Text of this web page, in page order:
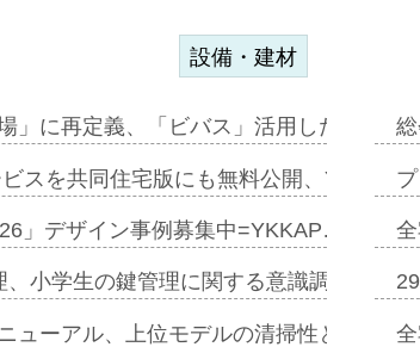
設備・建材
」に再定義、「ビバス」活用した新入浴
スを共同住宅版にも無料公開、YKKAP
」デザイン事例募集中=YKKAP…
、小学生の鍵管理に関する意識調査
ューアル、上位モデルの清掃性と安全